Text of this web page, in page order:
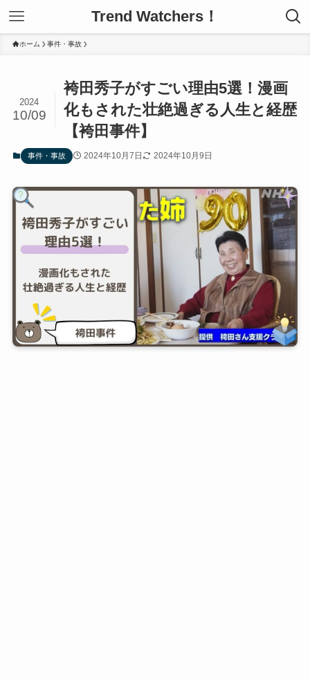
Trend Watchers！
ホーム 事件・事故
袴田秀子がすごい理由5選！漫画
化もされた壮絶過ぎる人生と経歴
【袴田事件】
2024
10/09
事件・事故 2024年10月7日 2024年10月9日